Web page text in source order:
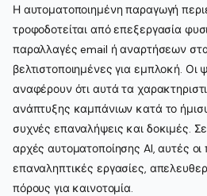
Η αυτοματοποιημένη παραγωγή
τροφοδοτείται από επεξεργασία
παραλλαγές email ή αναρτήσεων
βελτιστοποιημένες για εμπλοκή. Οι
αναφέρουν ότι αυτά τα
ανάπτυξης καμπάνιων κατά το
συχνές επαναλήψεις και δοκιμές.
αρχές αυτοματοποίησης AI, αυτές οι
επαναληπτικές εργασίες,
πόρους για καινοτομία.